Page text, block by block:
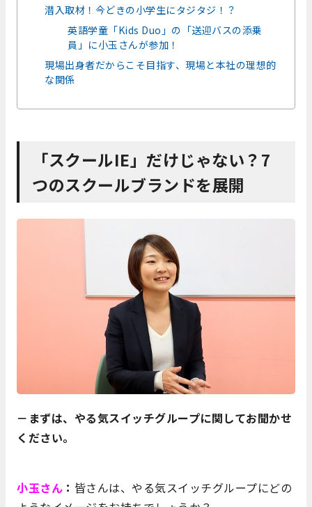
潜入取材！今どきの小学生にタジタジ！？
英語学童「Kids Duo」の「送迎バスの添乗
員」に小玉さんが参加！
現場出身者だからこそ目指す、現場と本社の理想的
な関係
「スクールIE」だけじゃない？7
つのスクールブランドを展開
－まずは、やる気スイッチグループに関してお聞かせ
ください。
小玉さん ： 皆さんは、やる気スイッチグループにどの